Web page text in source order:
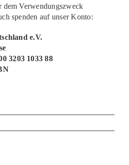
dem Verwendungszweck
spenden auf unser Konto:
e.V.
3203 1033 88